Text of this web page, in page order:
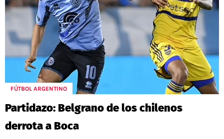
FÚTBOL ARGENTINO
Partidazo: Belgrano de los chilenos
derrota a Boca